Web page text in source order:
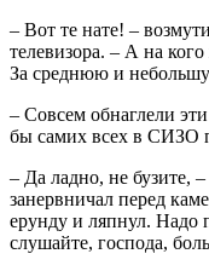
– Вот те нате! –
телевизора. – А на кого
За среднюю и
– Совсем обнаглели
бы самих всех в СИЗО
– Да ладно, не бузите,
занервничал перед
ерунду и ляпнул. Надо
слушайте, господа,